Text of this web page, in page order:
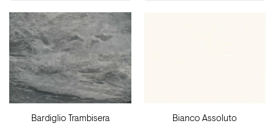
Bardiglio Trambisera Bianco Assoluto